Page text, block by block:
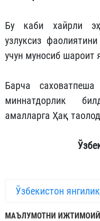
Бу каби хайрли
узлуксиз
учун муносиб
Барча
миннатдорлик
амалларга Ҳақ
Ўзбекистон
МАЪЛУМОТНИ